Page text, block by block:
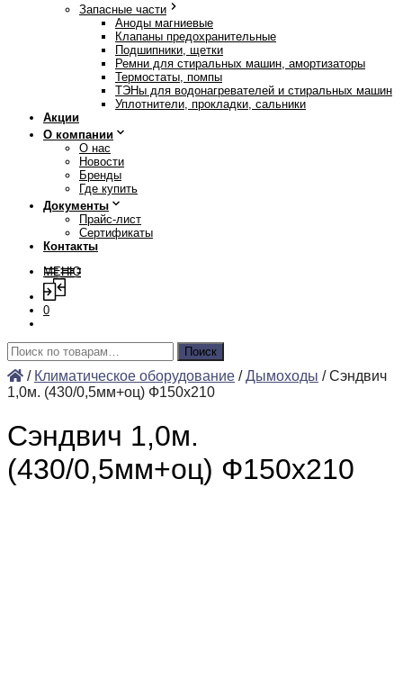
Запасные части
Аноды магниевые
Клапаны предохранительные
Подшипники, щетки
Ремни для стиральных машин, амортизаторы
Термостаты, помпы
ТЭНы для водонагревателей и стиральных машин
Уплотнители, прокладки, сальники
Акции
О компании
О нас
Новости
Бренды
Где купить
Документы
Прайс-лист
Сертификаты
Контакты
МЕНЮ
0
Искать: Поиск
/ Климатическое оборудование /Дымоходы /Сэндвич
1,0м. (430/0,5мм+оц) Ф150х210
Сэндвич 1,0м.
(430/0,5мм+оц) Ф150х210